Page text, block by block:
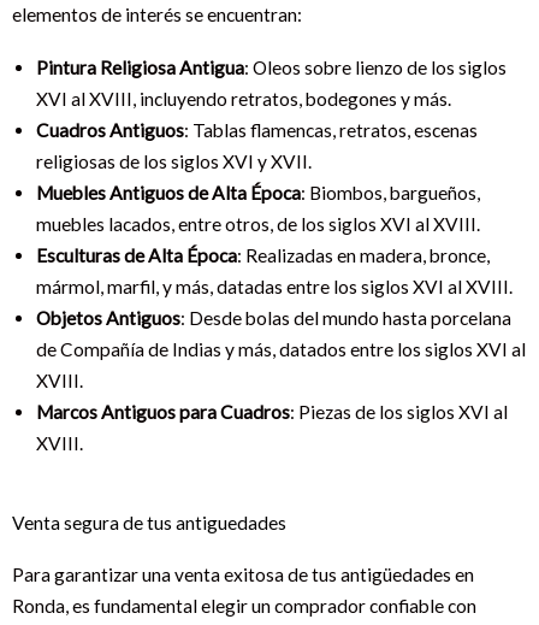
elementos de interés se encuentran:
Pintura Religiosa Antigua: Oleos sobre lienzo de los siglos
XVI al XVIII, incluyendo retratos, bodegones y más.
Cuadros Antiguos: Tablas flamencas, retratos, escenas
religiosas de los siglos XVI y XVII.
Muebles Antiguos de Alta Época: Biombos, bargueños,
muebles lacados, entre otros, de los siglos XVI al XVIII.
Esculturas de Alta Época: Realizadas en madera, bronce,
mármol, marfil, y más, datadas entre los siglos XVI al XVIII.
Objetos Antiguos: Desde bolas del mundo hasta porcelana
de Compañía de Indias y más, datados entre los siglos XVI al
XVIII.
Marcos Antiguos para Cuadros: Piezas de los siglos XVI al
XVIII.
Venta segura de tus antiguedades
Para garantizar una venta exitosa de tus antigüedades en
Ronda, es fundamental elegir un comprador confiable con